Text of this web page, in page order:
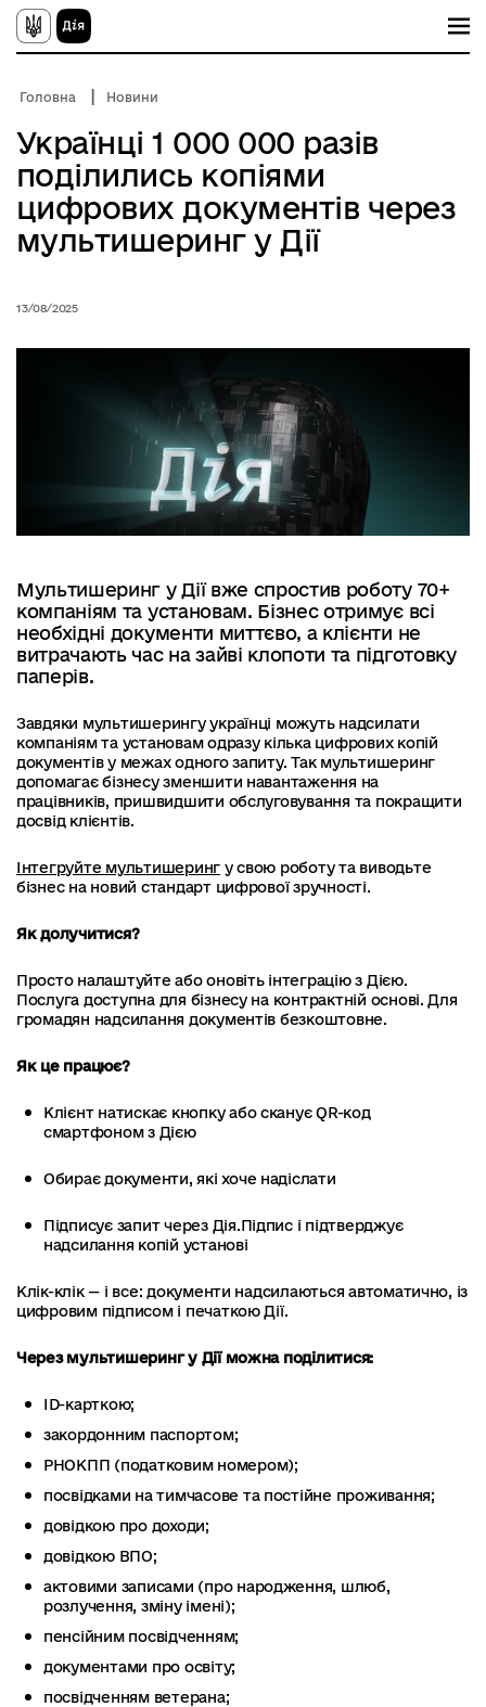
П
е
р
й
д
н
о
в
м
Головна Новини
Українці 1 000 000 разів
поділились копіями
цифрових документів через
мультишеринг у Дії
13/08/2025
Мультишеринг у Дії вже спростив роботу 70+
компаніям та установам. Бізнес отримує всі
необхідні документи миттєво, а клієнти не
витрачають час на зайві клопоти та підготовку
паперів.
Завдяки мультишерингу українці можуть надсилати
компаніям та установам одразу кілька цифрових копій
документів у межах одного запиту. Так мультишеринг
допомагає бізнесу зменшити навантаження на
працівників, пришвидшити обслуговування та покращити
досвід клієнтів.
Інтегруйте мультишеринг у свою роботу та виводьте
бізнес на новий стандарт цифрової зручності.
Як долучитися?
Просто налаштуйте або оновіть інтеграцію з Дією.
Послуга доступна для бізнесу на контрактній основі. Для
громадян надсилання документів безкоштовне.
Як це працює?
Клієнт натискає кнопку або сканує QR-код
смартфоном з Дією
Обирає документи, які хоче надіслати
Підписує запит через Дія.Підпис і підтверджує
надсилання копій установі
Клік-клік — і все: документи надсилаються автоматично, із
цифровим підписом і печаткою Дії.
Через мультишеринг у Дії можна поділитися:
ID-карткою;
закордонним паспортом;
РНОКПП (податковим номером);
посвідками на тимчасове та постійне проживання;
довідкою про доходи;
довідкою ВПО;
актовими записами (про народження, шлюб,
розлучення, зміну імені);
пенсійним посвідченням;
документами про освіту;
посвідченням ветерана;